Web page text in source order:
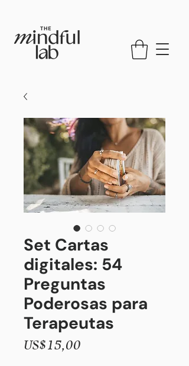
Set Cartas
digitales: 54
Preguntas
Poderosas para
Terapeutas
US$15,00